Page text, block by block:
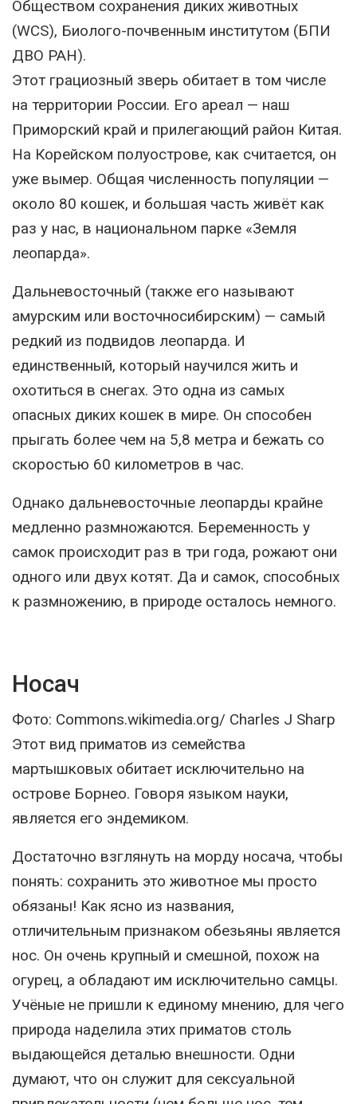
Обществом сохранения диких животных
(WCS), Биолого-почвенным институтом (БПИ
ДВО РАН).
Этoт грациозный зверь обитает в том числе
на территории России. Его ареал — наш
Приморский край и прилегающий район Китая.
На Корейском полуострове, как считается, он
уже вымер. Общая численность популяции —
около 80 кошек, и большая часть живёт как
раз у нас, в национальном парке «Земля
леопарда».
Дальневосточный (также его называют
амурским или восточносибирским) — самый
редкий из подвидов леопарда. И
единственный, который научился жить и
охотиться в снегах. Это одна из самых
опасных диких кошек в мире. Он способен
прыгать более чем на 5,8 метра и бежать со
скоростью 60 километров в час.
Однако дальневосточные леопарды крайне
медленно размножаются. Беременность у
самок происходит раз в три года, рожают они
одного или двух котят. Да и самок, способных
к размножению, в природе осталось немного.
Носач
Фото: Commons.wikimedia.org/ Charles J Sharp
Этот вид приматов из семейства
мартышковых обитает исключительно на
острове Борнео. Говоря языком науки,
является его эндемиком.
Достаточно взглянуть на морду носача, чтобы
понять: сохранить это животное мы просто
обязаны! Как ясно из названия,
отличительным признаком обезьяны является
нос. Он очень крупный и смешной, похож на
огурец, а обладают им исключительно самцы.
Учёные не пришли к единому мнению, для чего
природа наделила этих приматов столь
выдающейся деталью внешности. Одни
думают, что он служит для сексуальной